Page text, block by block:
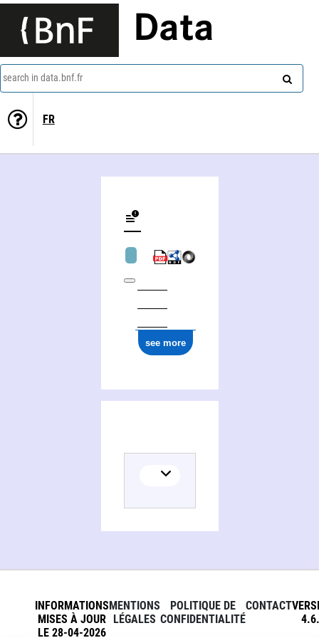
Data
search in data.bnf.fr
FR
see more
INFORMATIONS
MISES À JOUR
LE 28-04-2026
MENTIONS
LÉGALES
POLITIQUE DE
CONFIDENTIALITÉ
CONTACT